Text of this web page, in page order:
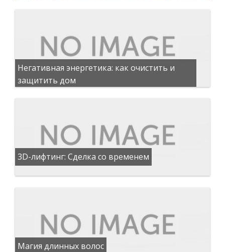
Негативная энергетика: как очистить и
защитить дом
3D-лифтинг: Сделка со временем
Магия длинных волос